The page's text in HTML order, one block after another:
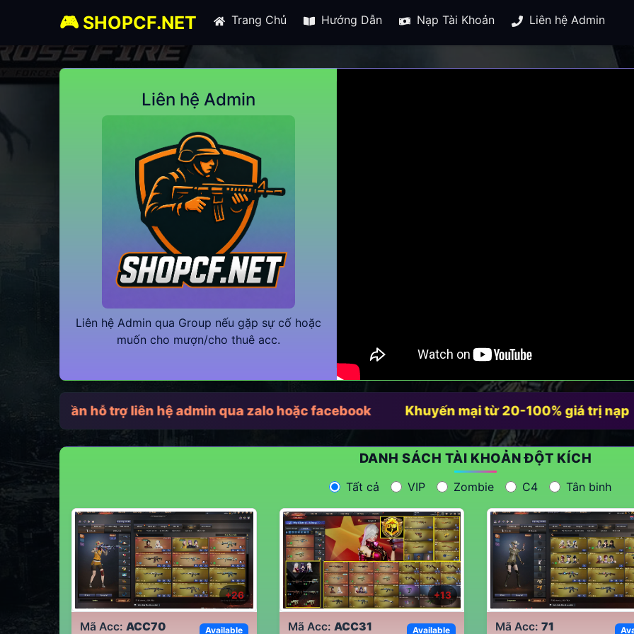
🎮 SHOPCF.NET Trang Chủ Hướng Dẫn Nạp Tài Khoản Liên hệ Admin
Liên hệ Admin
Liên hệ Admin qua Group nếu gặp sự cố hoặc
muốn cho mượn/cho thuê acc.
Cần hỗ trợ liên hệ admin qua zalo hoặc facebook Khuyến mại từ 20-100% giá trị nạp
DANH SÁCH TÀI KHOẢN ĐỘT KÍCH
Tất cả VIP Zombie C4 Tân binh
+26
Mã Acc: ACC70 Available
+13
Mã Acc: ACC31 Available Mã Acc: 71